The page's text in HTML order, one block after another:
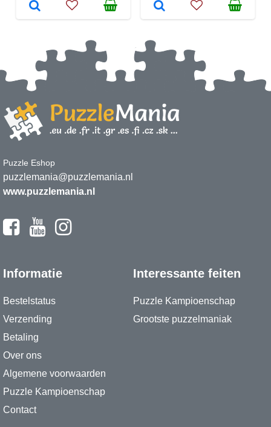
Puzzle Eshop
puzzlemania@puzzlemania.nl
www.puzzlemania.nl
Informatie
Bestelstatus
Verzending
Betaling
Over ons
Algemene voorwaarden
Puzzle Kampioenschap
Contact
Interessante feiten
Puzzle Kampioenschap
Grootste puzzelmaniak